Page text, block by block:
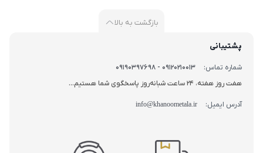
بازگشت به بالا
پشتیبانی
شماره تماس:
09120210013 - 09190397698
هفت روز هفته، 24 ساعت شبانه‌روز پاسخگوی شما هستیم...
آدرس ایمیل: info@khanoometala.ir